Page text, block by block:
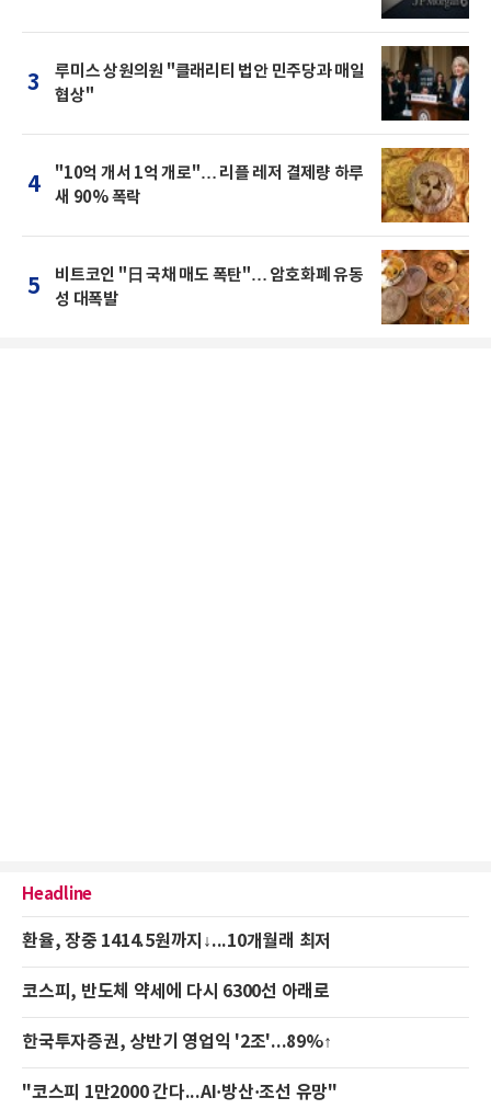
3
루미스 상원의원 "클래리티 법안 민주당과 매일
협상"
4
"10억 개서 1억 개로"… 리플 레저 결제량 하루
새 90% 폭락
5
비트코인 "日 국채 매도 폭탄"… 암호화폐 유동
성 대폭발
Headline
환율, 장중 1414.5원까지↓...10개월래 최저
코스피, 반도체 약세에 다시 6300선 아래로
한국투자증권, 상반기 영업익 '2조'...89%↑
"코스피 1만2000 간다...AI·방산·조선 유망"